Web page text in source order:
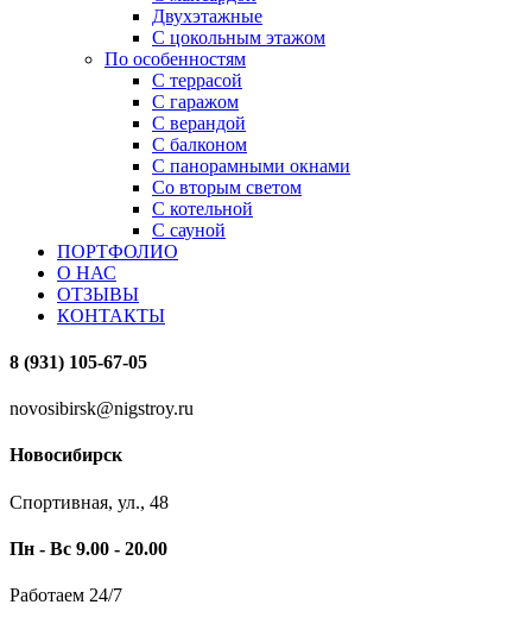
Двухэтажные
С цокольным этажом
По особенностям
С террасой
С гаражом
С верандой
С балконом
С панорамными окнами
Со вторым светом
С котельной
С сауной
ПОРТФОЛИО
О НАС
ОТЗЫВЫ
КОНТАКТЫ
8 (931) 105-67-05
novosibirsk@nigstroy.ru
Новосибирск
Спортивная, ул., 48
Пн - Вс 9.00 - 20.00
Работаем 24/7